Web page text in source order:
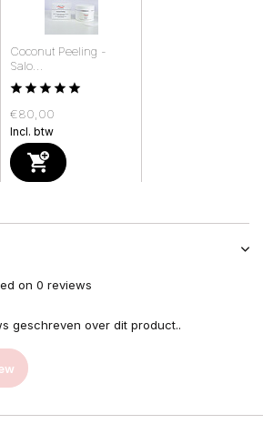
Coconut Peeling -
Salo...
€80,00
Incl. btw
on 0 reviews
geschreven over dit product..